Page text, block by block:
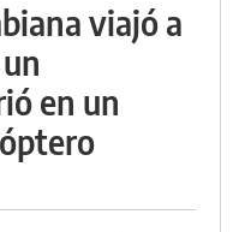
viajó a
en un